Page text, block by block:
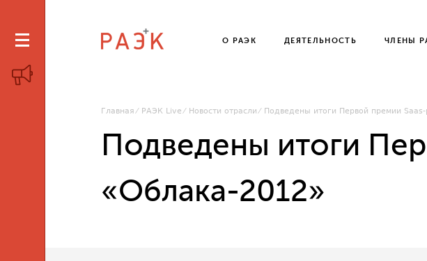
О РАЭК ДЕЯТЕЛЬНОСТЬ ЧЛЕНЫ
Главная РАЭК Live Новости отрасли Подведены итоги Первой премии
Подведены итоги
«Облака-2012»